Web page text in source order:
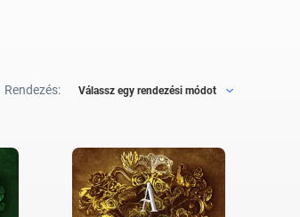
Rendezés: Válassz egy rendezési módot